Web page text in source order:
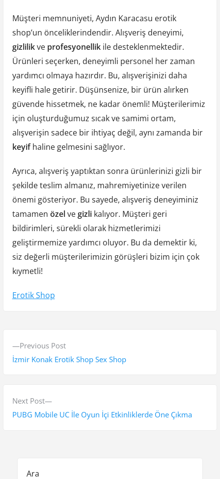
Müşteri memnuniyeti, Aydın Karacasu erotik
shop’un önceliklerindendir. Alışveriş deneyimi,
gizlilikve profesyonellikile desteklenmektedir.
Ürünleri seçerken, deneyimli personel her zaman
yardımcı olmaya hazırdır. Bu, alışverişinizi daha
keyifli hale getirir. Düşünsenize, bir ürün alırken
güvende hissetmek, ne kadar önemli! Müşterilerimiz
için oluşturduğumuz sıcak ve samimi ortam,
alışverişin sadece bir ihtiyaç değil, aynı zamanda bir
keyifhaline gelmesini sağlıyor.
Ayrıca, alışveriş yaptıktan sonra ürünlerinizi gizli bir
şekilde teslim almanız, mahremiyetinize verilen
önemi gösteriyor. Bu sayede, alışveriş deneyiminiz
tamamen özelvegizlikalıyor. Müşteri geri
bildirimleri, sürekli olarak hizmetlerimizi
geliştirmemize yardımcı oluyor. Bu da demektir ki,
siz değerli müşterilerimizin görüşleri bizim için çok
kıymetli!
Erotik Shop
Previous PostP
r
o
İzmir Konak Erotik Shop Sex Shop
Next Post
N
e
PUBG Mobile UC İle Oyun İçi Etkinliklerde Öne Çıkma
Ara